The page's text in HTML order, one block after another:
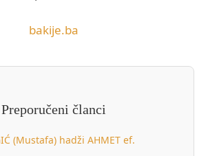
bakije.ba
Preporučeni članci
(Mustafa) hadži AHMET ef.